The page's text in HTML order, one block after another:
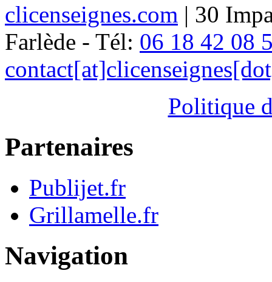
clicenseignes.com | 30
Farlède - Tél: 06 18 42 08
Politique
Partenaires
Publijet.fr
Grillamelle.fr
Navigation